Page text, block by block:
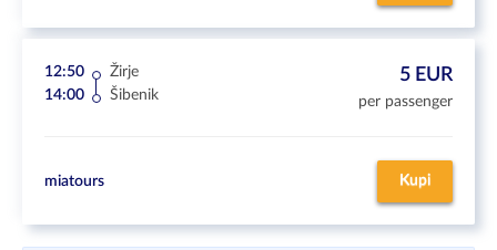
12:50
Žirje
14:00
Šibenik
5 EUR
per passenger
miatours Kupi